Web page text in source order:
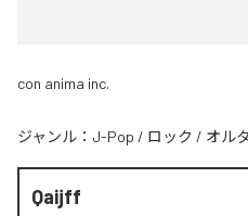
con anima inc.
ジャンル： J-Pop / ロック / オル
Qaijff